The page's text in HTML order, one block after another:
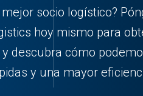
socio logístico?
hoy mismo para
descubra cómo
y una mayor